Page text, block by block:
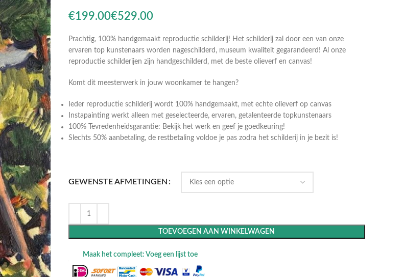
€ €
Prachtig, 100% handgemaakt reproductie schilderij! Het schilderij zal door een van onze
ervaren top kunstenaars worden nageschilderd, museum kwaliteit gegarandeerd! Al onze
reproductie schilderijen zijn handgeschilderd, met de beste olieverf en canvas!
Komt dit meesterwerk in jouw woonkamer te hangen?
Ieder reproductie schilderij wordt 100% handgemaakt, met echte olieverf op canvas
Instapainting werkt alleen met geselecteerde, ervaren, getalenteerde topkunstenaars
100% Tevredenheidsgarantie: Bekijk het werk en geef je goedkeuring!
Slechts 50% aanbetaling, de restbetaling voldoe je pas zodra het schilderij in je bezit is!
GEWENSTE AFMETINGEN
TOEVOEGEN AAN WINKELWAGEN
Maak het compleet: Voeg een lijst toe